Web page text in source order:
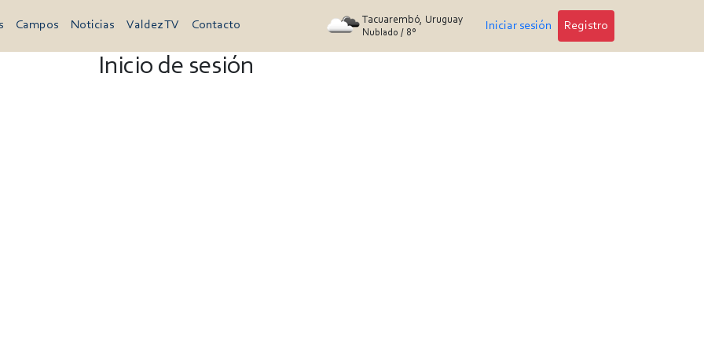
Campos Noticias Valdez TV Contacto Tacuarembó, Uruguay
Nublado / 8° Iniciar sesión Registro
Inicio de sesión